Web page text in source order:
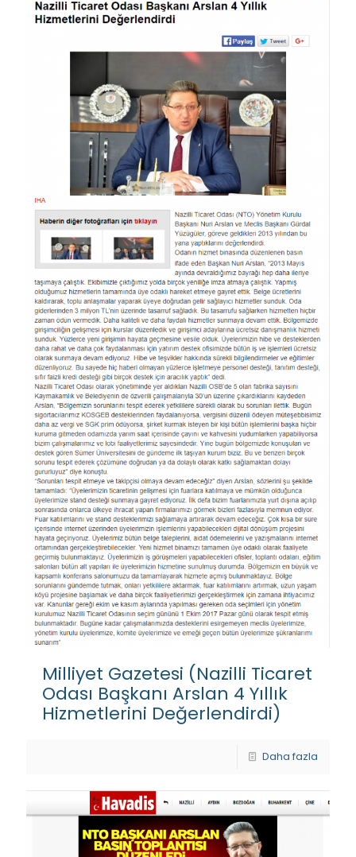
Milliyet Gazetesi (Nazilli Ticaret
Odası Başkanı Arslan 4 Yıllık
Hizmetlerini Değerlendirdi)
Daha fazla